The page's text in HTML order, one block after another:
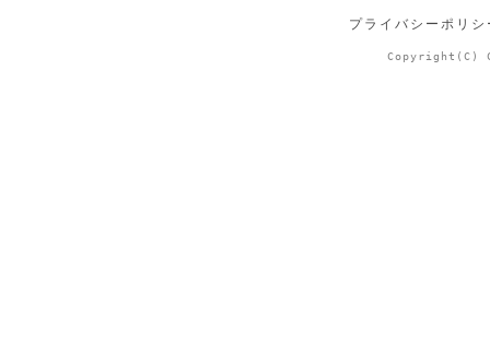
プライバシーポリ
Copyright(C)